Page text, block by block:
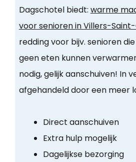
Dagschotel biedt: warme
voor senioren in Villers-
redding voor bijv. senioren
geen eten kunnen
nodig, gelijk aanschuiven! In
afgehandeld door een meer
Direct aanschuiven
Extra hulp mogelijk
Dagelijkse bezorging